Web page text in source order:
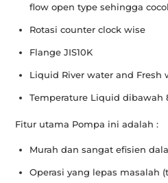
flow open type sehingga
Rotasi counter clock wise
Flange JIS10K
Liquid River water and Fresh
Temperature Liquid dibawah
Fitur utama Pompa ini adalah :
Murah dan sangat efisien
Operasi yang lepas masalah